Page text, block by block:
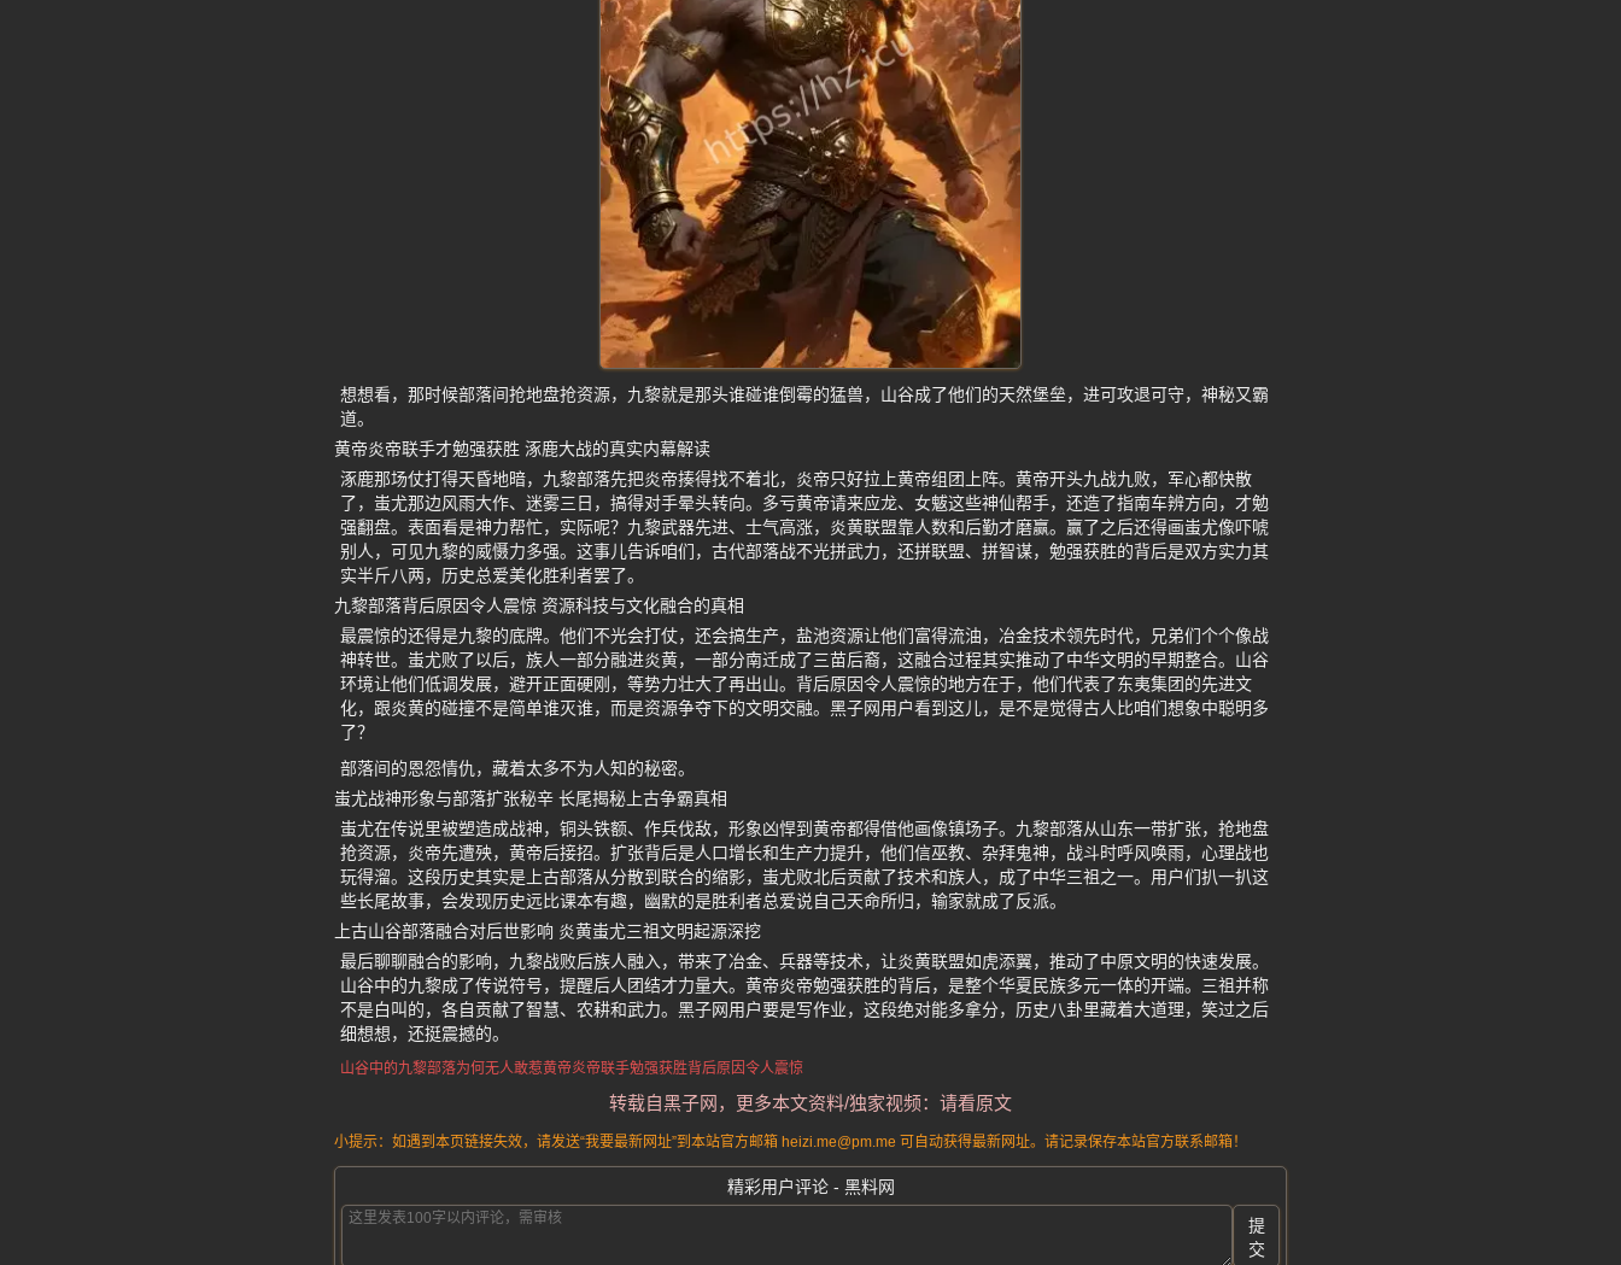
想想看，那时候部落间抢地盘抢资源，九黎就是那头谁碰谁倒霉的猛兽，山谷成了他们的天然堡垒，进可攻退可守，神秘又霸
道。
黄帝炎帝联手才勉强获胜 涿鹿大战的真实内幕解读
涿鹿那场仗打得天昏地暗，九黎部落先把炎帝揍得找不着北，炎帝只好拉上黄帝组团上阵。黄帝开头九战九败，军心都快散
了，蚩尤那边风雨大作、迷雾三日，搞得对手晕头转向。多亏黄帝请来应龙、女魃这些神仙帮手，还造了指南车辨方向，才勉
强翻盘。表面看是神力帮忙，实际呢？九黎武器先进、士气高涨，炎黄联盟靠人数和后勤才磨赢。赢了之后还得画蚩尤像吓唬
别人，可见九黎的威慑力多强。这事儿告诉咱们，古代部落战不光拼武力，还拼联盟、拼智谋，勉强获胜的背后是双方实力其
实半斤八两，历史总爱美化胜利者罢了。
九黎部落背后原因令人震惊 资源科技与文化融合的真相
最震惊的还得是九黎的底牌。他们不光会打仗，还会搞生产，盐池资源让他们富得流油，冶金技术领先时代，兄弟们个个像战
神转世。蚩尤败了以后，族人一部分融进炎黄，一部分南迁成了三苗后裔，这融合过程其实推动了中华文明的早期整合。山谷
环境让他们低调发展，避开正面硬刚，等势力壮大了再出山。背后原因令人震惊的地方在于，他们代表了东夷集团的先进文
化，跟炎黄的碰撞不是简单谁灭谁，而是资源争夺下的文明交融。黑子网用户看到这儿，是不是觉得古人比咱们想象中聪明多
了？
部落间的恩怨情仇，藏着太多不为人知的秘密。
蚩尤战神形象与部落扩张秘辛 长尾揭秘上古争霸真相
蚩尤在传说里被塑造成战神，铜头铁额、作兵伐敌，形象凶悍到黄帝都得借他画像镇场子。九黎部落从山东一带扩张，抢地盘
抢资源，炎帝先遭殃，黄帝后接招。扩张背后是人口增长和生产力提升，他们信巫教、杂拜鬼神，战斗时呼风唤雨，心理战也
玩得溜。这段历史其实是上古部落从分散到联合的缩影，蚩尤败北后贡献了技术和族人，成了中华三祖之一。用户们扒一扒这
些长尾故事，会发现历史远比课本有趣，幽默的是胜利者总爱说自己天命所归，输家就成了反派。
上古山谷部落融合对后世影响 炎黄蚩尤三祖文明起源深挖
最后聊聊融合的影响，九黎战败后族人融入，带来了冶金、兵器等技术，让炎黄联盟如虎添翼，推动了中原文明的快速发展。
山谷中的九黎成了传说符号，提醒后人团结才力量大。黄帝炎帝勉强获胜的背后，是整个华夏民族多元一体的开端。三祖并称
不是白叫的，各自贡献了智慧、农耕和武力。黑子网用户要是写作业，这段绝对能多拿分，历史八卦里藏着大道理，笑过之后
细想想，还挺震撼的。
山谷中的九黎部落为何无人敢惹黄帝炎帝联手勉强获胜背后原因令人震惊
转载自黑子网，更多本文资料/独家视频：请看原文
小提示：如遇到本页链接失效，请发送“我要最新网址”到本站官方邮箱 heizi.me@pm.me 可自动获得最新网址。请记录保存本站官方联系邮箱！
精彩用户评论 - 黑料网
提
交